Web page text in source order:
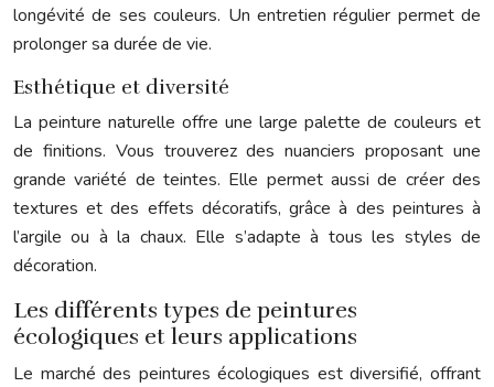
longévité de ses couleurs. Un entretien régulier permet de
prolonger sa durée de vie.
Esthétique et diversité
La peinture naturelle offre une large palette de couleurs et
de finitions. Vous trouverez des nuanciers proposant une
grande variété de teintes. Elle permet aussi de créer des
textures et des effets décoratifs, grâce à des peintures à
l’argile ou à la chaux. Elle s’adapte à tous les styles de
décoration.
Les différents types de peintures
écologiques et leurs applications
Le marché des peintures écologiques est diversifié, offrant